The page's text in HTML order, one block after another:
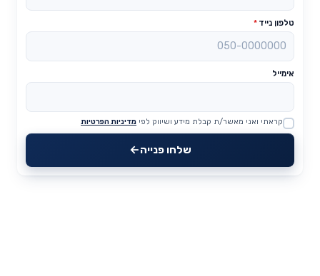
טלפון נייד *
אימייל
Website
קראתי ואני מאשר/ת קבלת מידע ושיווק לפי מדיניות הפרטיות
שלחו פנייה